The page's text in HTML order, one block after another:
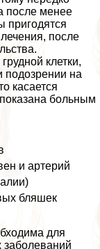
после менее
пригодятся
после
клетки,
подозрении на
касается
больным
и артерий
бляшек
для
заболеваний